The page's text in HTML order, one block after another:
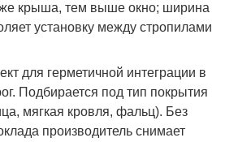
крыша, тем выше окно; ширина
установку между стропилами
для герметичной интеграции в
Подбирается под тип покрытия
мягкая кровля, фальц). Без
производитель снимает